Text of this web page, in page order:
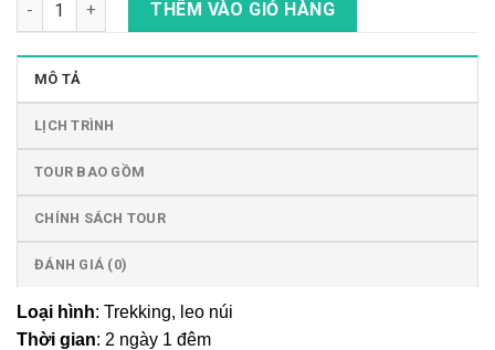
THÊM VÀO GIỎ HÀNG
MÔ TẢ
LỊCH TRÌNH
TOUR BAO GỒM
CHÍNH SÁCH TOUR
ĐÁNH GIÁ (0)
Loại hình: Trekking, leo núi
Thời gian: 2 ngày 1 đêm